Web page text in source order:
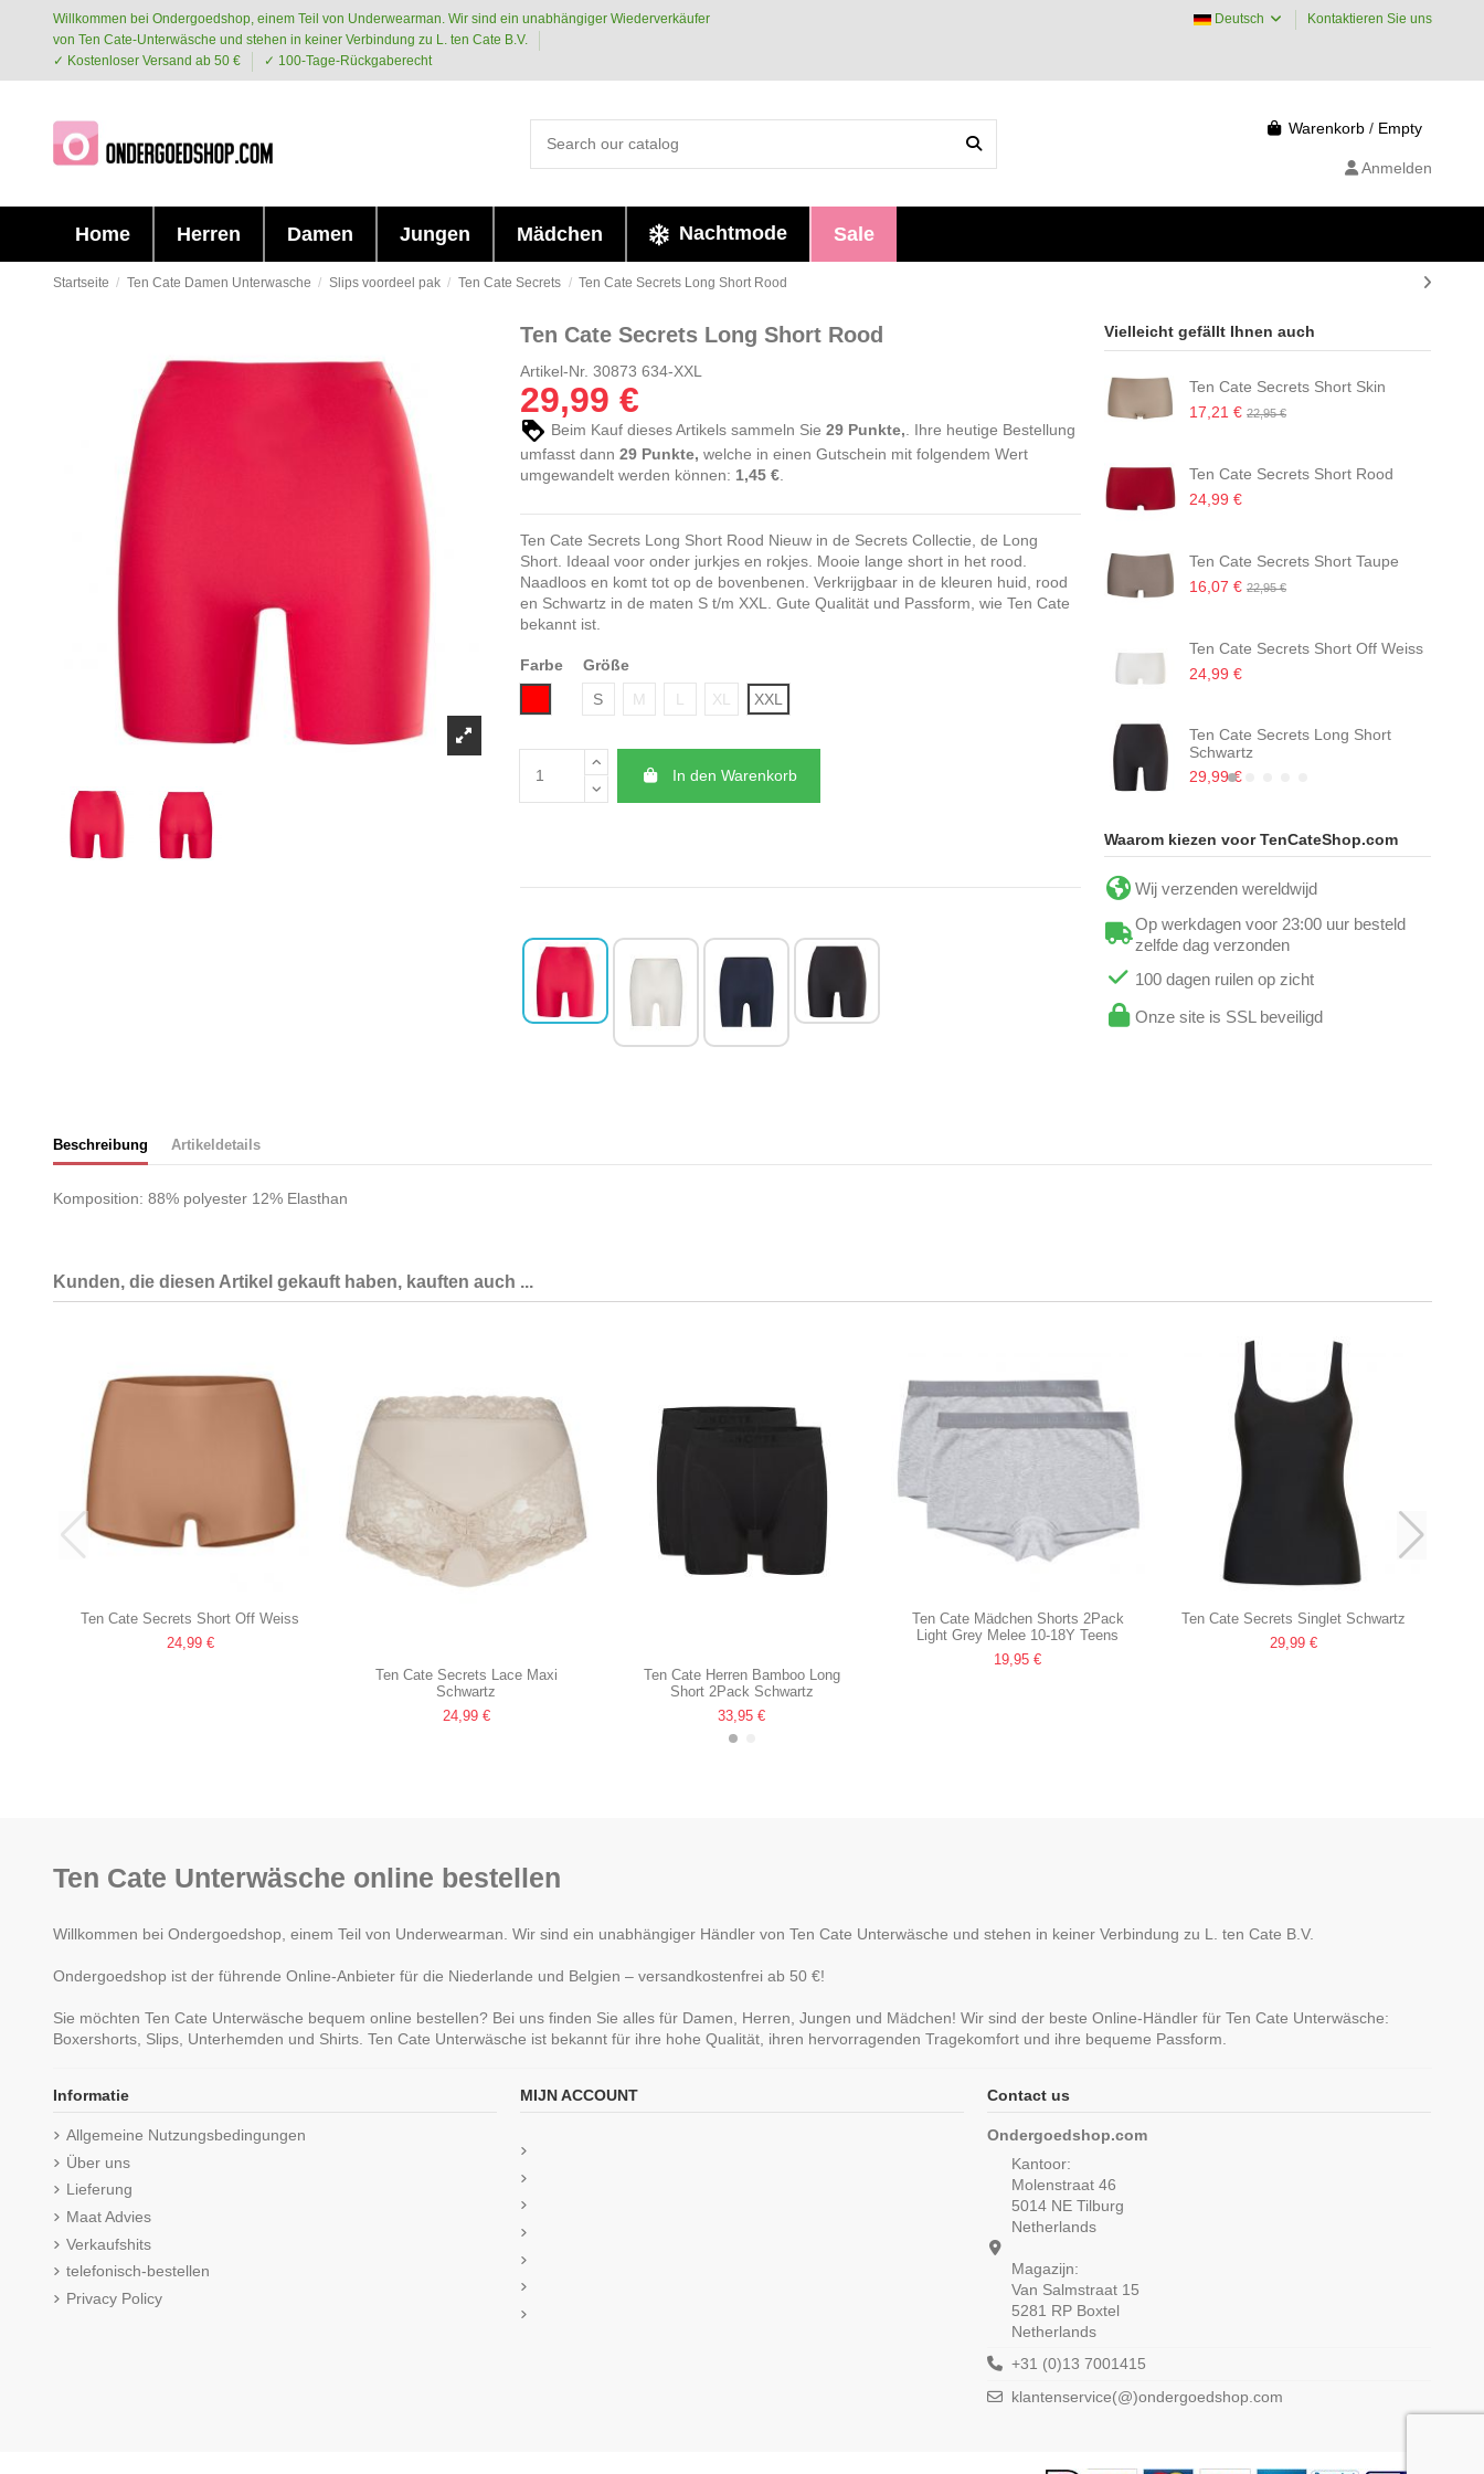
Willkommen bei Ondergoedshop, einem Teil von Underwearman. Wir sind ein unabhängiger Wiederverkäufer
von Ten Cate-Unterwäsche und stehen in keiner Verbindung zu L. ten Cate B.V.
✓ Kostenloser Versand ab 50 €
✓ 100-Tage-Rückgaberecht
Deutsch Kontaktieren Sie uns
Warenkorb / Empty
Anmelden
Home Herren Damen Jungen Mädchen Nachtmode Sale
Startseite Ten Cate Damen Unterwasche Slips voordeel pak Ten Cate Secrets Ten Cate Secrets Long Short Rood
Ten Cate Secrets Long Short Rood
Artikel-Nr. 30873 634-XXL
29,99 €
Beim Kauf dieses Artikels sammeln Sie 29 Punkte, . Ihre heutige Bestellung
umfasst dann 29Punkte, welche in einen Gutschein mit folgendem Wert
umgewandelt werden können: 1,45 €.
Ten Cate Secrets Long Short Rood Nieuw in de Secrets Collectie, de Long
Short. Ideaal voor onder jurkjes en rokjes. Mooie lange short in het rood.
Naadloos en komt tot op de bovenbenen. Verkrijgbaar in de kleuren huid, rood
en Schwartz in de maten S t/m XXL. Gute Qualität und Passform, wie Ten Cate
bekannt ist.
Farbe
Größe
S
M L XL XXL
In den Warenkorb
Vielleicht gefällt Ihnen auch
Ten Cate Secrets Short Skin
17,21 € 22,95 €
Ten Cate Secrets Short Rood
24,99 €
Ten Cate Secrets Short Taupe
16,07 € 22,95 €
Ten Cate Secrets Short Off Weiss
24,99 €
Ten Cate Secrets Long Short
Schwartz
29,99 €
Waarom kiezen voor TenCateShop.com
Wij verzenden wereldwijd
Op werkdagen voor 23:00 uur besteld
zelfde dag verzonden
100 dagen ruilen op zicht
Onze site is SSL beveiligd
Beschreibung Artikeldetails
Komposition: 88% polyester 12% Elasthan
Kunden, die diesen Artikel gekauft haben, kauften auch ...
Ten Cate Secrets Short Off Weiss
24,99 €
Ten Cate Secrets Lace Maxi
Schwartz
24,99 €
Ten Cate Herren Bamboo Long
Short 2Pack Schwartz
33,95 €
Ten Cate Mädchen Shorts 2Pack
Light Grey Melee 10-18Y Teens
19,95 €
Ten Cate Secrets Singlet Schwartz
29,99 €
24,99 €
24,99 €
Ten Cate Unterwäsche online bestellen
Willkommen bei Ondergoedshop, einem Teil von Underwearman. Wir sind ein unabhängiger Händler von Ten Cate Unterwäsche und stehen in keiner Verbindung zu L. ten Cate B.V.
Ondergoedshop ist der führende Online-Anbieter für die Niederlande und Belgien – versandkostenfrei ab 50 €!
Sie möchten Ten Cate Unterwäsche bequem online bestellen? Bei uns finden Sie alles für Damen, Herren, Jungen und Mädchen! Wir sind der beste Online-Händler für Ten Cate Unterwäsche:
Boxershorts, Slips, Unterhemden und Shirts. Ten Cate Unterwäsche ist bekannt für ihre hohe Qualität, ihren hervorragenden Tragekomfort und ihre bequeme Passform.
Informatie
Allgemeine Nutzungsbedingungen
Über uns
Lieferung
Maat Advies
Verkaufshits
telefonisch-bestellen
Privacy Policy
MIJN ACCOUNT Contact us
Ondergoedshop.com
Kantoor:
Molenstraat 46
5014 NE Tilburg
Netherlands
Magazijn:
Van Salmstraat 15
5281 RP Boxtel
Netherlands
+31 (0)13 7001415
klantenservice(@)ondergoedshop.com